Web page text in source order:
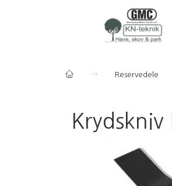
Reservedele
Krydskniv